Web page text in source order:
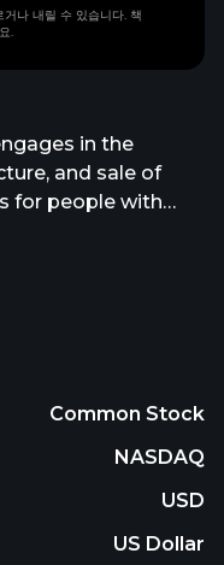
in the
and sale of
for people with
health
beauty
in the
States, Hong
founded in 2006
Common Stock
NASDAQ
USD
US Dollar
나 내릴 수 있습니다. 책
.